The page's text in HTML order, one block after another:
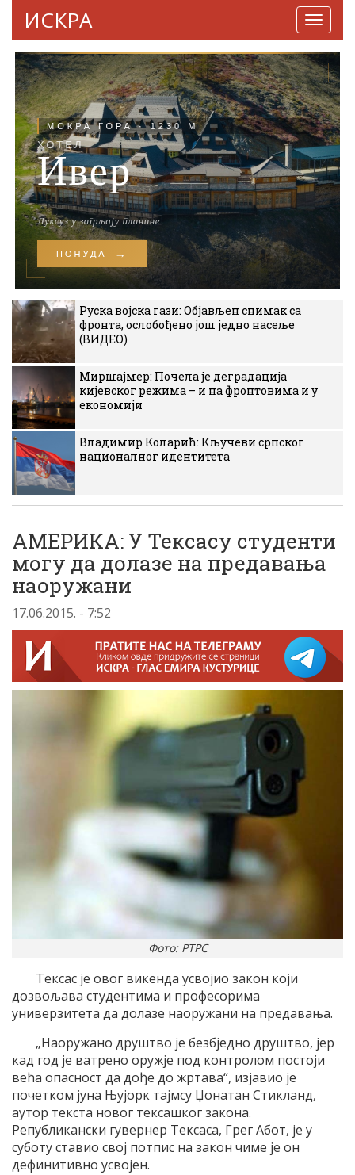
ИСКРА
Руска војска гази: Објављен снимак са
фронта, ослобођено још једно насеље
(ВИДЕО)
Миршајмер: Почела је деградација
кијевског режима – и на фронтовима и у
економији
Владимир Коларић: Кључеви српског
националног идентитета
АМЕРИКА: У Тексасу студенти
могу да долазе на предавања
наоружани
17.06.2015. - 7:52
Фото: РТРС
Тексас је овог викенда усвојио закон који
дозвољава студентима и професорима
универзитета да долазе наоружани на предавања.
„Наоружано друштво је безбједно друштво, јер
кад год је ватрено оружје под контролом постоји
већа опасност да дође до жртава“, изјавио је
почетком јуна Њујорк тајмсу Џонатан Стикланд,
аутор текста новог тексашког закона.
Републикански гувернер Тексаса, Грег Абот, је у
суботу ставио свој потпис на закон чиме је он
дефинитивно усвојен.